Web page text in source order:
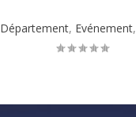
Département, Evénement,